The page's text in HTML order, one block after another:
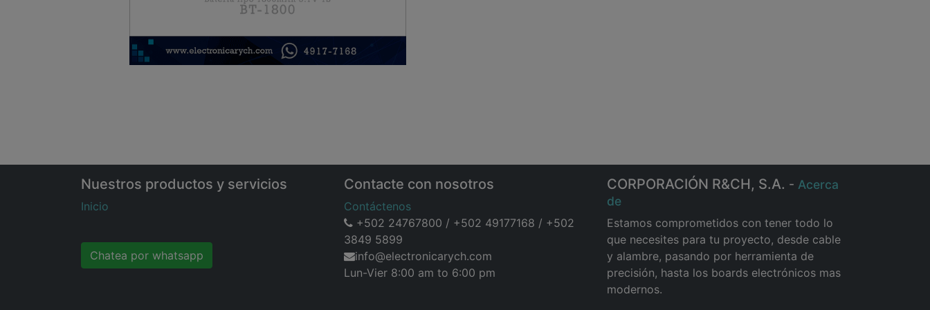
Nuestros productos y servicios
Inicio
Chatea por whatsapp
Contacte con nosotros
Contáctenos
+502 24767800 / +502 49177168 / +502
3849 5899
info@electronicarych.com
Lun-Vier 8:00 am to 6:00 pm
CORPORACIÓN R&CH, S.A. - Acerca
de
Estamos comprometidos con tener todo lo
que necesites para tu proyecto, desde cable
y alambre, pasando por herramienta de
precisión, hasta los boards electrónicos mas
modernos.